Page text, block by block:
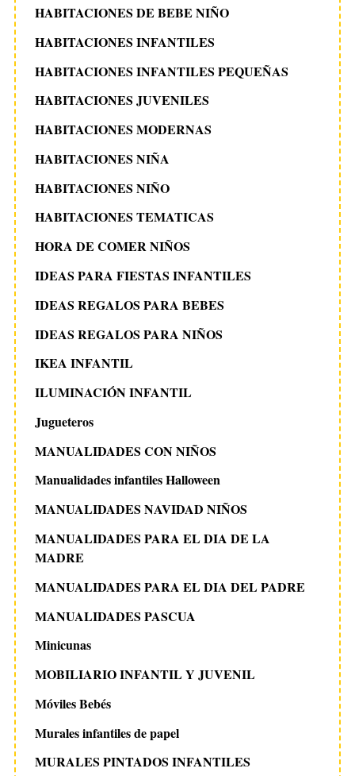
HABITACIONES DE BEBE NIÑO
HABITACIONES INFANTILES
HABITACIONES INFANTILES PEQUEÑAS
HABITACIONES JUVENILES
HABITACIONES MODERNAS
HABITACIONES NIÑA
HABITACIONES NIÑO
HABITACIONES TEMATICAS
HORA DE COMER NIÑOS
IDEAS PARA FIESTAS INFANTILES
IDEAS REGALOS PARA BEBES
IDEAS REGALOS PARA NIÑOS
IKEA INFANTIL
ILUMINACIÓN INFANTIL
Jugueteros
MANUALIDADES CON NIÑOS
Manualidades infantiles Halloween
MANUALIDADES NAVIDAD NIÑOS
MANUALIDADES PARA EL DIA DE LA
MADRE
MANUALIDADES PARA EL DIA DEL PADRE
MANUALIDADES PASCUA
Minicunas
MOBILIARIO INFANTIL Y JUVENIL
Móviles Bebés
Murales infantiles de papel
MURALES PINTADOS INFANTILES